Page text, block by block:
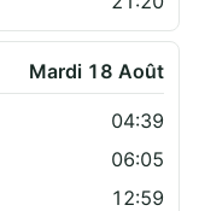
Mardi 18 Août
04:39
06:05
12:59